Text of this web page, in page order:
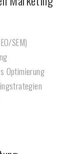
SEM)
Optimierung